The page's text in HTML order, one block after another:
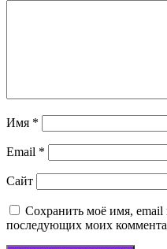
Имя *
Email *
Сайт
Сохранить моё имя, email
последующих моих